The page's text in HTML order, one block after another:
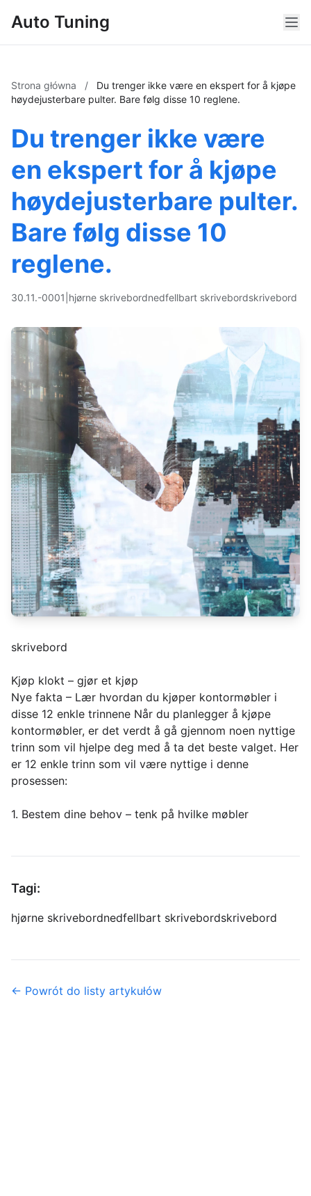
Auto Tuning
Strona główna /
Du trenger ikke være en ekspert for å kjøpe
høydejusterbare pulter. Bare følg disse 10 reglene.
Du trenger ikke være
en ekspert for å kjøpe
høydejusterbare pulter.
Bare følg disse 10
reglene.
30.11.-0001 hjørne skrivebordnedfellbart skrivebordskrivebord
skrivebord
Kjøp klokt – gjør et kjøp
Nye fakta – Lær hvordan du kjøper kontormøbler i
disse 12 enkle trinnene Når du planlegger å kjøpe
kontormøbler, er det verdt å gå gjennom noen nyttige
trinn som vil hjelpe deg med å ta det beste valget. Her
er 12 enkle trinn som vil være nyttige i denne
prosessen:
1. Bestem dine behov – tenk på hvilke møbler
Tagi:
hjørne skrivebordnedfellbart skrivebordskrivebord
← Powrót do listy artykułów